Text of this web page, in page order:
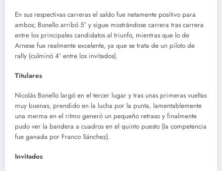
En sus respectivas carreras el saldo fue netamente positivo para
ambos; Bonello arribó 5° y sigue mostrándose carrera tras carrera
entre los principales candidatos al triunfo, mientras que lo de
Arnese fue realmente excelente, ya que se trata de un piloto de
rally (culminó 4° entre los invitados).
Titulares
Nicolás Bonello largó en el tercer lugar y tras unas primeras vueltas
muy buenas, prendido en la lucha por la punta, lamentablemente
una merma en el ritmo generó un pequeño retraso y finalmente
pudo ver la bandera a cuadros en el quinto puesto (la competencia
fue ganada por Franco Sánchez).
Invitados